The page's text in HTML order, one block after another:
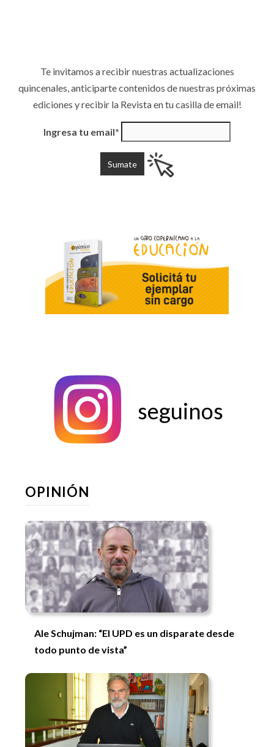
Te invitamos a recibir nuestras actualizaciones
quincenales, anticiparte contenidos de nuestras próximas
ediciones y recibir la Revista en tu casilla de email!
Ingresa tu email*
seguinos
OPINIÓN
Ale Schujman: “El UPD es un disparate desde
todo punto de vista”